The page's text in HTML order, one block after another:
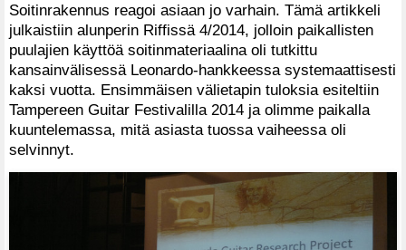
Soitinrakennus reagoi asiaan jo varhain. Tämä artikkeli
julkaistiin alunperin Riffissä 4/2014, jolloin paikallisten
puulajien käyttöä soitinmateriaalina oli tutkittu
kansainvälisessä Leonardo-hankkeessa systemaattisesti
kaksi vuotta. Ensimmäisen välietapin tuloksia esiteltiin
Tampereen Guitar Festivalilla 2014 ja olimme paikalla
kuuntelemassa, mitä asiasta tuossa vaiheessa oli
selvinnyt.